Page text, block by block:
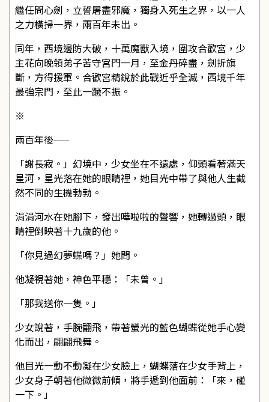
繼任問心劍，立誓屠盡邪魔，獨身入死生之界，以一人
之力橫掃一界，兩百年未出。
同年，西境邊防大破，十萬魔獸入境，圍攻合歡宮，少
主花向晚領弟子苦守宮門一月，至金丹碎盡，劍折旗
斷，方得援軍。合歡宮精銳於此戰近乎全滅，西境千年
最強宗門，至此一蹶不振。
※
兩百年後——
「謝長寂。」幻境中，少女坐在不遠處，仰頭看著滿天
星河，星光落在她的眼睛裡，她目光中帶了與他人生截
然不同的生機勃勃。
涓涓河水在她腳下，發出嘩啦啦的聲響，她轉過頭，眼
睛裡倒映著十九歲的他。
「你見過幻夢蝶嗎？」她問。
他凝視著她，神色平穩：「未曾。」
「那我送你一隻。」
少女說著，手腕翻飛，帶著螢光的藍色蝴蝶從她手心變
化而出，翩翩飛舞。
他目光一動不動凝在少女臉上，蝴蝶落在少女手背上，
少女身子朝著他微微前傾，將手遞到他面前：「來，碰
一下。」